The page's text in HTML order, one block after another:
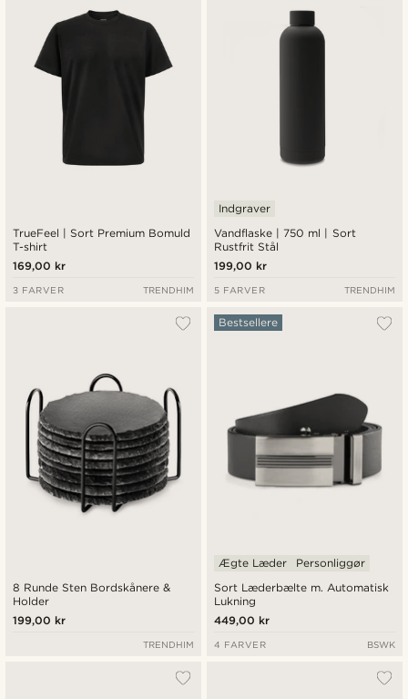
TrueFeel | Sort Premium Bomuld
T-shirt
169,00 kr
3 FARVER TRENDHIM
Vandflaske | 750 ml | Sort
Rustfrit Stål
Indgraver
199,00 kr
5 FARVER TRENDHIM
8 Runde Sten Bordskånere &
Holder
199,00 kr
TRENDHIM
Sort Læderbælte m. Automatisk
Lukning
Bestsellere
Ægte Læder Personliggør
449,00 kr
4 FARVER BSWK